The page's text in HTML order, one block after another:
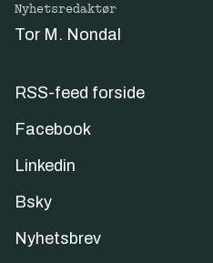
Nyhetsredaktør
Tor M. Nondal
RSS-feed forside
Facebook
Linkedin
Bsky
Nyhetsbrev